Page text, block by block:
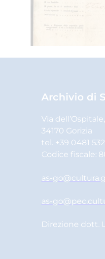
Archivio di
Via
34170 Gorizia
tel. +39 0481
Codice fiscale:
as-
as-
Direzione dott.